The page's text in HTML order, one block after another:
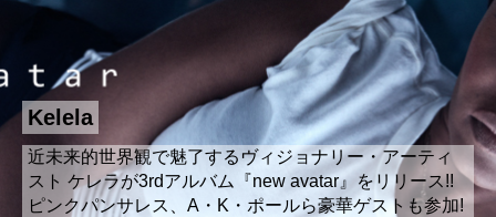
Kelela
近未来的世界観で魅了するヴィジョナリー・アーティ
スト ケレラが3rdアルバム『new avatar』をリリース!!
ピンクパンサレス、A・K・ポールら豪華ゲストも参加!